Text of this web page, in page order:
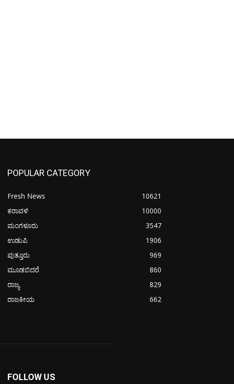
POPULAR CATEGORY
Fresh News
10621
ಕರಾವಳಿ
10000
ಮಂಗಳೂರು
3547
ಉಡುಪಿ
1906
ಪುತ್ತೂರು
969
ಮೂಡಬಿದರೆ
860
ರಾಜ್ಯ
829
ರಾಜಕೀಯ
662
FOLLOW US